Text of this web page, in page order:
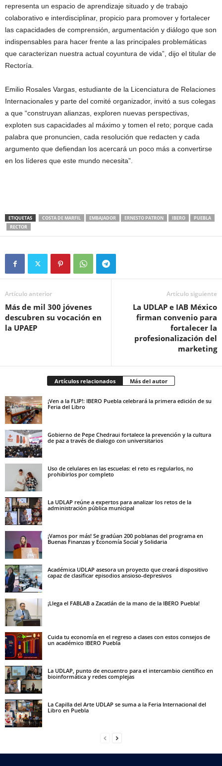
representa un espacio de aprendizaje situado y de trabajo
colaborativo e interdisciplinar, propicio para promover y fortalecer
las capacidades de comprensión, argumentación y diálogo que son
indispensables para hacer frente a las principales problemáticas
que caracterizan nuestra actual coyuntura de vida”, dijo el titular de
Rectoría.
Emilio Rosales Vargas, estudiante de la Licenciatura de Relaciones
Internacionales y parte del comité organizador, invitó a sus colegas
a que “construyan alianzas, exploren nuevas perspectivas,
exploten sus capacidades al máximo y tomen el reto; porque cada
palabra que pronuncien, cada resolución que redacten y cada
argumento que defiendan los acercará un poco más a convertirse
en los líderes que este mundo necesita”.
ETIQUETAS COSTA DE MARFIL EMBAJADOR ERNESTO PATRON IBERO
PUEBLA
RECTOR
Artículo anterior
Más de mil 300 jóvenes
descubren su vocación en
la UPAEP
Artículo siguiente
La UDLAP e IAB México
firman convenio para
fortalecer la
profesionalización del
marketing
Artículos relacionados Más del autor
¡Ven a la FLIP!: IBERO Puebla celebrará la primera edición de su
Feria del Libro
Gobierno de Pepe Chedraui fortalece la prevención y la cultura
de paz a través de dialogo con universitarios
Uso de celulares en las escuelas: el reto es regularlos, no
prohibirlos por completo
La UDLAP reúne a expertos para analizar los retos de la
administración pública municipal
¡Vamos por más! Se gradúan 200 poblanas del programa en
Buenas Finanzas y Economía Social y Solidaria
Académica UDLAP asesora un proyecto que creará dispositivo
capaz de clasificar episodios ansioso-depresivos
¡Llega el FABLAB a Zacatlán de la mano de la IBERO Puebla!
Cuida tu economía en el regreso a clases con estos consejos de
un académico IBERO Puebla
La UDLAP, punto de encuentro para el intercambio científico en
bioinformática y redes complejas
La Capilla del Arte UDLAP se suma a la Feria Internacional del
Libro en Puebla